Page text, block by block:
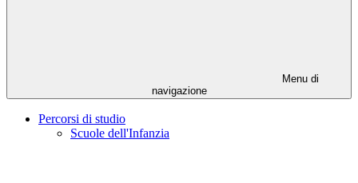
Menu di
navigazione
Percorsi di studio
Scuole dell'Infanzia